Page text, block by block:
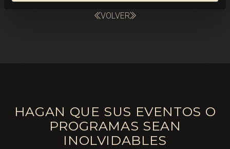
VOLVER
HAGAN QUE SUS EVENTOS O
PROGRAMAS SEAN
INOLVIDABLES